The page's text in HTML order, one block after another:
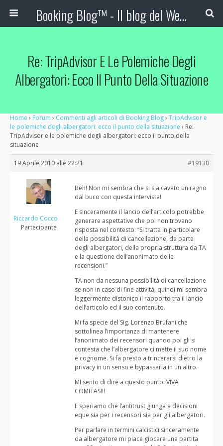
Booking Blog™ - Il blog del Web Marketing Turistico
Re: TripAdvisor E Le Polemiche Degli
Albergatori: Ecco Il Punto Della Situazione
Home › Forum › Commenti agli articoli di Booking Blog› TripAdvisor e
le polemiche degli albergatori: ecco il punto della situazione › Re:
TripAdvisor e le polemiche degli albergatori: ecco il punto della
situazione
19 Aprile 2010 alle 22:21 #19130
Riccardo Cocco
Partecipante
Beh! Non mi sembra che si sia cavato un ragno
dal buco con questa intervista!
E sinceramente il lancio dell’articolo potrebbe
generare aspettative che poi non trovano
risposta nel contesto: “Si tratta in particolare
della possibilità di cancellazione, da parte
degli albergatori, della propria struttura da TA
e la questione dell’anonimato delle
recensioni.”
TA non da nessuna possibilità di cancellazione
se non in caso di fine attività, quindi mi sembra
leggermente distonico il rapporto tra il lancio
dell’articolo ed il suo contenuto.
Mi fa specie del Sig. Lorenzo Brufani che
sottolinea l’importanza di mantenere
l’anonimato dei recensori quando poi gli si
contesta che l’albergatore ci mette il suo nome
e cognome. Si fa presto a trincerarsi dietro la
privacy in un senso e bypassarla in un altro.
MI sento di dire a questo punto: VIVA
COMITAS!!!
E speriamo che l’antitrust giunga a decisioni
eque sia per i recensori sia per gli albergatori.
Per parlare in termini calcistici sinceramente
da albergatore mi piace giocare una partita